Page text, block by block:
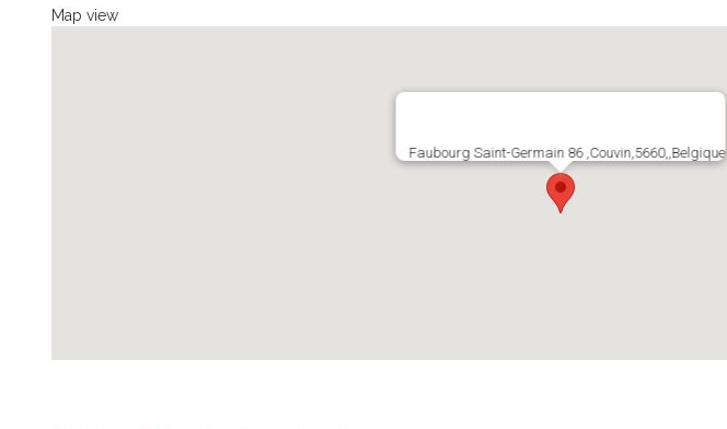
Map view
Faubourg Saint-Germain 86 ,Couvin,5660,,Belgique